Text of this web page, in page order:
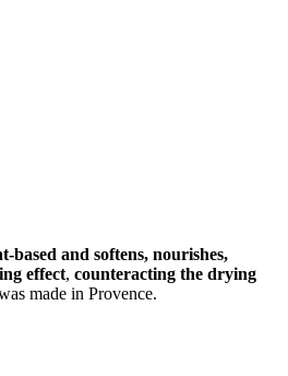
based and softens, nourishes,
effect, counteracting the drying
made in Provence.